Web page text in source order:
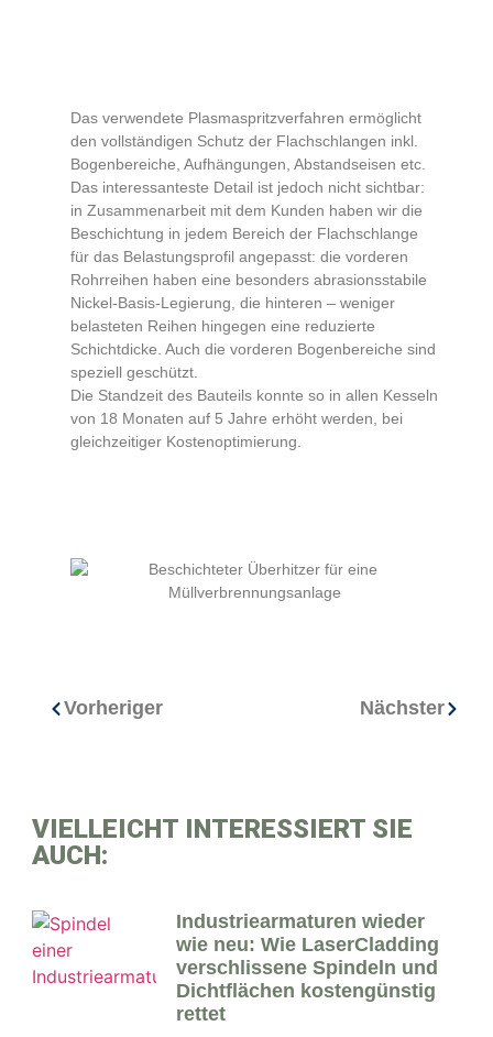
Das verwendete Plasmaspritzverfahren ermöglicht
den vollständigen Schutz der Flachschlangen inkl.
Bogenbereiche, Aufhängungen, Abstandseisen etc.
Das interessanteste Detail ist jedoch nicht sichtbar:
in Zusammenarbeit mit dem Kunden haben wir die
Beschichtung in jedem Bereich der Flachschlange
für das Belastungsprofil angepasst: die vorderen
Rohrreihen haben eine besonders abrasionsstabile
Nickel-Basis-Legierung, die hinteren – weniger
belasteten Reihen hingegen eine reduzierte
Schichtdicke. Auch die vorderen Bogenbereiche sind
speziell geschützt.
Die Standzeit des Bauteils konnte so in allen Kesseln
von 18 Monaten auf 5 Jahre erhöht werden, bei
gleichzeitiger Kostenoptimierung.
Vorheriger Nächster
VIELLEICHT INTERESSIERT SIE
AUCH:
Industriearmaturen wieder
wie neu: Wie LaserCladding
verschlissene Spindeln und
Dichtflächen kostengünstig
rettet